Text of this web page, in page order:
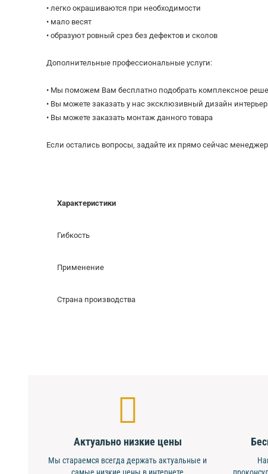
• легко окрашиваются при необходимости
• мало весят
• образуют ровный срез без дефектов и сколов
Дополнительные профессиональные услуги:
• Мы поможем Вам бесплатно подобрать комплексное
• Вы можете заказать у нас эксклюзивный дизайн
• Вы можете заказать монтаж данного товара
Если остались вопросы, задайте их прямо сейчас
Характеристики
Гибкость
Применение
Страна производства
Актуально низкие цены
Мы стараемся всегда держать актуальные и